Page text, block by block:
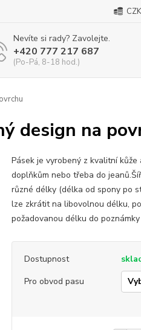
Nevíte si rady? Zavolejte.
+420 777 217 687
(Po-Pá, 8-18 hod.)
design na
Pásek je vyrobený z kvalitní
doplňkům nebo třeba do
různé délky (délka od spony po
lze zkrátit na libovolnou délku,
požadovanou délku do
Dostupnost
Pro obvod pasu